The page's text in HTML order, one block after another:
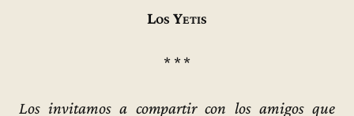
Los Yetis
* * *
Los invitamos a compartir con los amigos que